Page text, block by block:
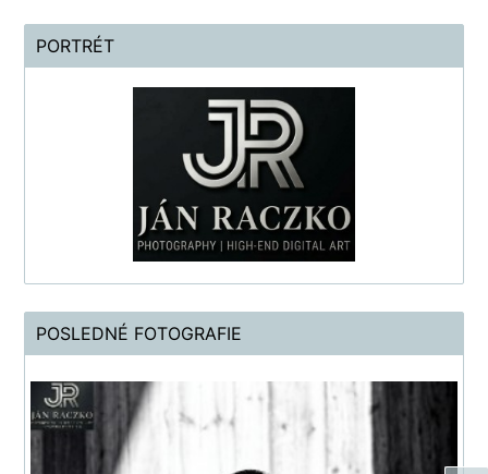
PORTRÉT
POSLEDNÉ FOTOGRAFIE